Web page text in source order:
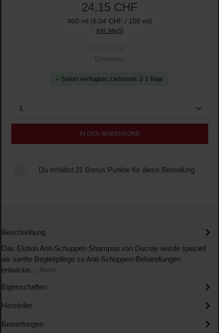
24,15 CHF
400 ml (6,04 CHF / 100 ml)
Inkl. MwSt
Durchschnittliche Bewertung von 0 von 5 Sternen
Bewerten
Sofort verfügbar, Lieferzeit: 2-3 Tage
Produkt Anzahl: Gib den gewünschten Wert ein
IN DEN WARENKORB
Du erhältst 21 Bonus Punkte für diese Bestellung
Beschreibung
Das Elution Anti-Schuppen Shampoo von Ducray wurde speziell
als sanfte Begleitpflege zu Anti-Schuppen-Behandlungen
entwicke… Mehr
Eigenschaften
Hersteller
Bewertungen